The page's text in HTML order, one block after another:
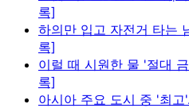
록]
하의만 입고 자전거 타는
록]
이럴 때 시원한 물 '절대
록]
아시아 주요 도시 중 '최